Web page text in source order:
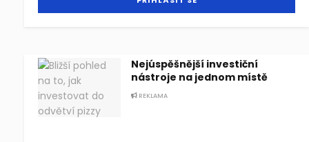
Nejúspěšnější investiční
nástroje na jednom místě
REKLAMA